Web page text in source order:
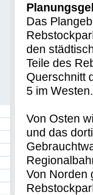
Das
den
Teile des
Querschnitt
5 im Westen.
Von Osten
und das
Von Norden